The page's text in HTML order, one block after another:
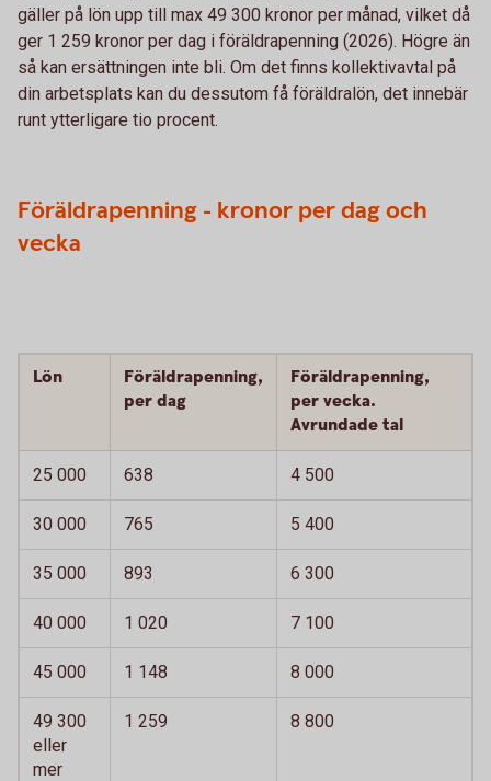
gäller på lön upp till max 49 300 kronor per månad, vilket då
ger 1 259 kronor per dag i föräldrapenning (2026). Högre än
så kan ersättningen inte bli. Om det finns kollektivavtal på
din arbetsplats kan du dessutom få föräldralön, det innebär
runt ytterligare tio procent.
Föräldrapenning - kronor per dag och
vecka
Lön
Föräldrapenning,
per dag
Föräldrapenning,
per vecka.
Avrundade tal
25 000 638 4 500
30 000 765 5 400
35 000 893 6 300
40 000 1 020 7 100
45 000 1 148 8 000
49 300
eller
mer
1 259 8 800